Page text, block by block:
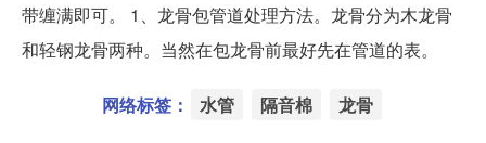
带缠满即可。 1、龙骨包管道处理方法。龙骨分为木龙骨
和轻钢龙骨两种。当然在包龙骨前最好先在管道的表。
网络标签： 水管 隔音棉 龙骨